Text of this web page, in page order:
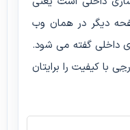
دیگر در همان وب
داخلی گفته می شود.
با کیفیت را برایتان